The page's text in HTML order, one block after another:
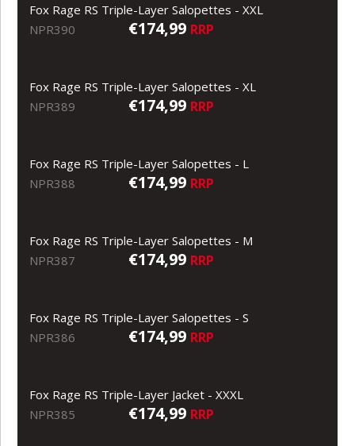
Fox Rage RS Triple-Layer Salopettes - XXL
NPR390
€174,99 RRP
Fox Rage RS Triple-Layer Salopettes - XL
NPR389
€174,99 RRP
Fox Rage RS Triple-Layer Salopettes - L
NPR388
€174,99 RRP
Fox Rage RS Triple-Layer Salopettes - M
NPR387
€174,99 RRP
Fox Rage RS Triple-Layer Salopettes - S
NPR386
€174,99 RRP
Fox Rage RS Triple-Layer Jacket - XXXL
NPR385
€174,99 RRP